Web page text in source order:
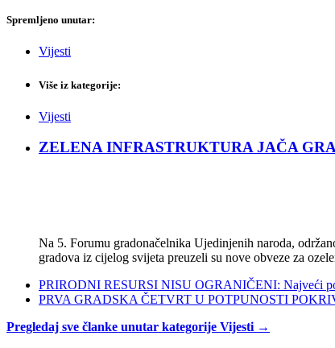
Spremljeno unutar:
Vijesti
Više iz kategorije:
Vijesti
ZELENA INFRASTRUKTURA JAČA
Na 5. Forumu gradonačelnika Ujedinjenih naroda,
gradova iz cijelog svijeta preuzeli su nove obveze za
PRIRODNI RESURSI NISU OGRANIČENI: Najveći
PRVA GRADSKA ČETVRT U POTPUNOSTI
Pregledaj sve članke unutar kategorije Vijesti →